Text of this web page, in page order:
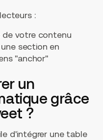
:
de votre contenu
section en
"anchor"
un
grâce
?
d'intégrer une table